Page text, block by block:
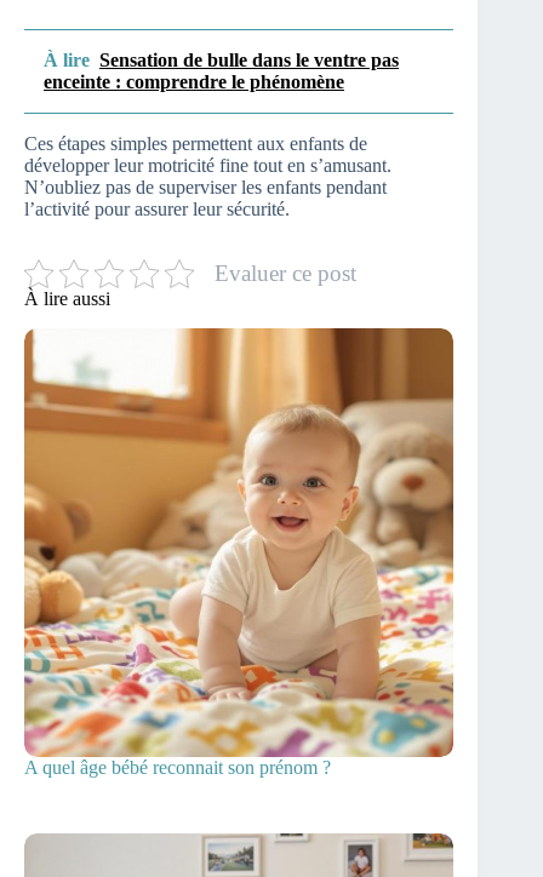
À lire Sensation de bulle dans le ventre pas
enceinte : comprendre le phénomène
Ces étapes simples permettent aux enfants de
développer leur motricité fine tout en s’amusant.
N’oubliez pas de superviser les enfants pendant
l’activité pour assurer leur sécurité.
Evaluer ce post
À lire aussi
A quel âge bébé reconnait son prénom ?